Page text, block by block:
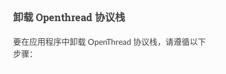
卸载 Openthread 协议栈
要在应用程序中卸载 OpenThread 协议栈，请遵循以下
步骤：